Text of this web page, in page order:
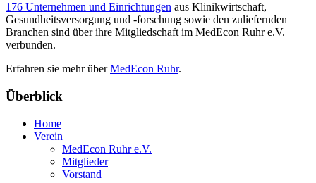
176 Unternehmen und Einrichtungen aus Klinikwirtschaft,
Gesundheitsversorgung und -forschung sowie den zuliefernden
Branchen sind über ihre Mitgliedschaft im MedEcon Ruhr e.V.
verbunden.
Erfahren sie mehr überMedEcon Ruhr.
Überblick
Home
Verein
MedEcon Ruhr e.V.
Mitglieder
Vorstand